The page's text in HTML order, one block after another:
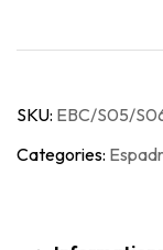
SKU: EBC/S05/
Categories: